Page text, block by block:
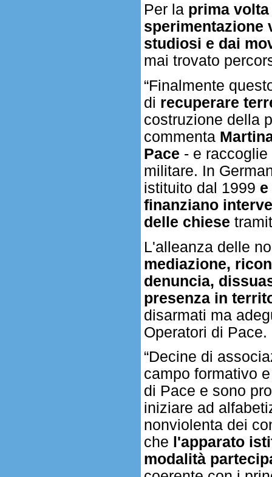
Per la prima
sperimentazione
studiosi e dai
mai trovato
“Finalmente
di recuperare
costruzione della
commenta
Pace - e
militare. In
istituito dal 1999
finanziano
delle chiese
L'alleanza delle
mediazione,
denuncia,
presenza in
disarmati ma
Operatori di Pace.
“Decine di
campo formativo
di Pace e sono
iniziare ad
nonviolenta dei
che l'apparato
modalità